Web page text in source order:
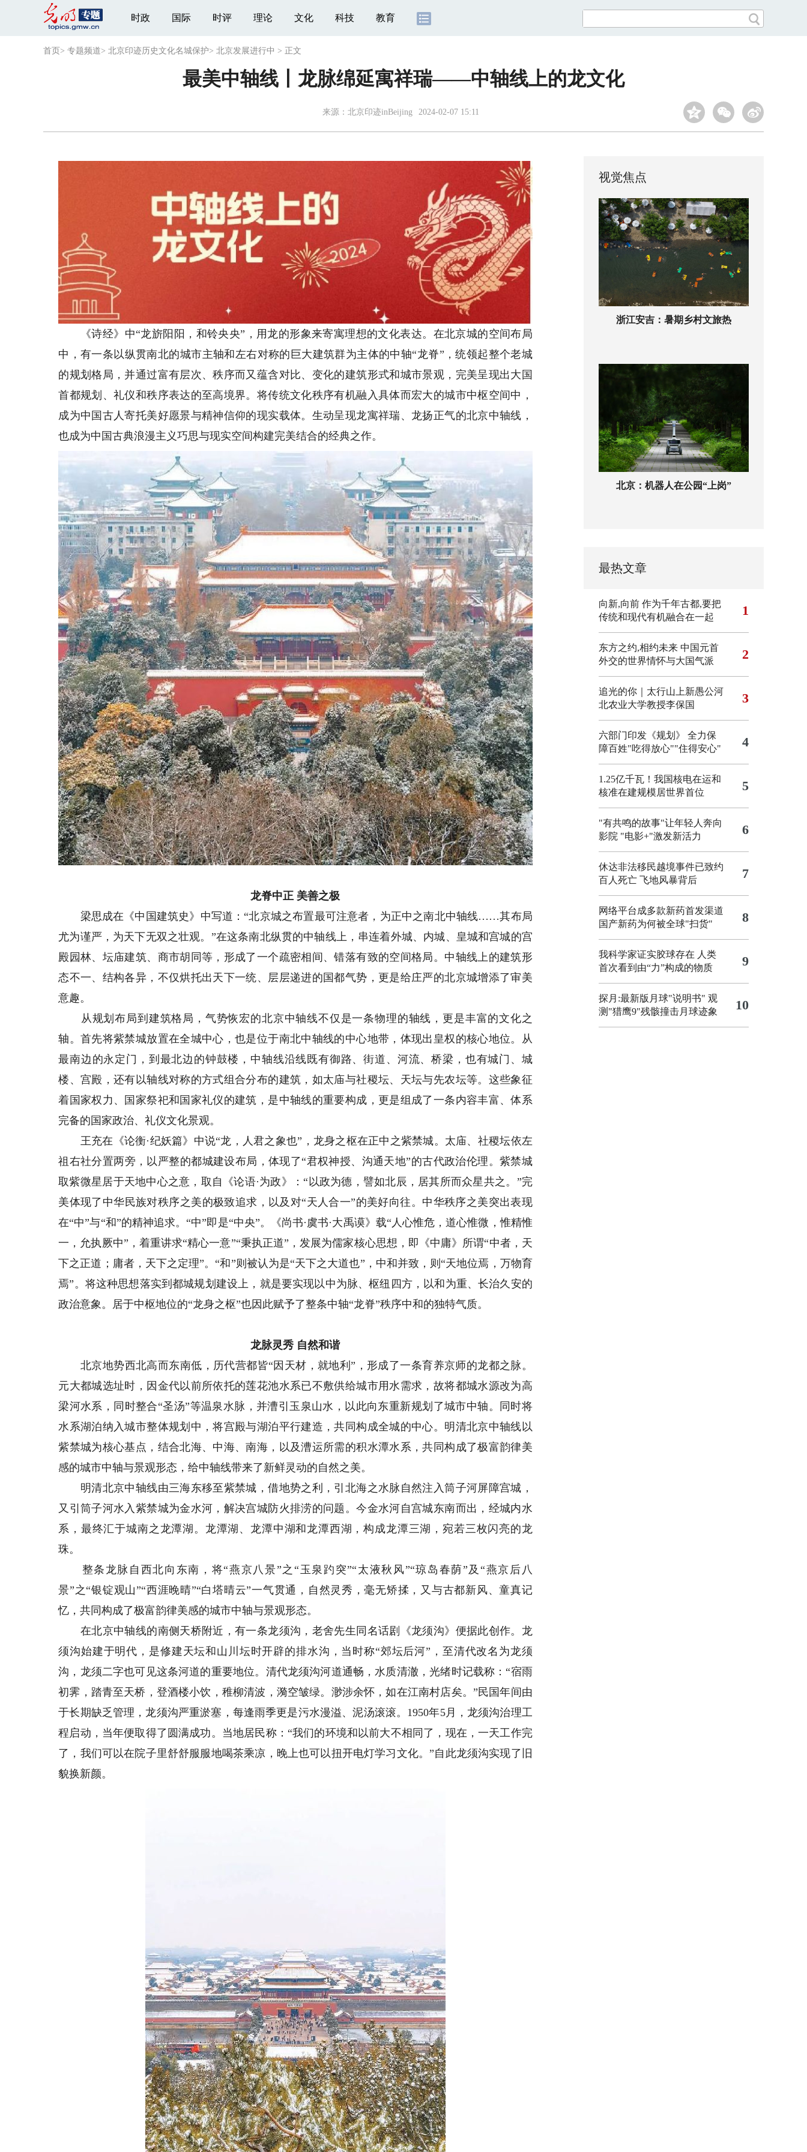
时政 国际 时评 理论 文化 科技 教育
首页 > 专题频道> 北京印迹历史文化名城保护> 北京发展进行中 > 正文
最美中轴线丨龙脉绵延寓祥瑞——中轴线上的龙文化
来源：北京印迹inBeijing 2024-02-07 15:11
《诗经》中“龙旂阳阳，和铃央央”，用龙的形象来寄寓理想的文化表达。在北京城的空间布局
中，有一条以纵贯南北的城市主轴和左右对称的巨大建筑群为主体的中轴“龙脊”，统领起整个老城
的规划格局，并通过富有层次、秩序而又蕴含对比、变化的建筑形式和城市景观，完美呈现出大国
首都规划、礼仪和秩序表达的至高境界。将传统文化秩序有机融入具体而宏大的城市中枢空间中，
成为中国古人寄托美好愿景与精神信仰的现实载体。生动呈现龙寓祥瑞、龙扬正气的北京中轴线，
也成为中国古典浪漫主义巧思与现实空间构建完美结合的经典之作。
龙脊中正 美善之极
梁思成在《中国建筑史》中写道：“北京城之布置最可注意者，为正中之南北中轴线……其布局
尤为谨严，为天下无双之壮观。”在这条南北纵贯的中轴线上，串连着外城、内城、皇城和宫城的宫
殿园林、坛庙建筑、商市胡同等，形成了一个疏密相间、错落有致的空间格局。中轴线上的建筑形
态不一、结构各异，不仅烘托出天下一统、层层递进的国都气势，更是给庄严的北京城增添了审美
意趣。
从规划布局到建筑格局，气势恢宏的北京中轴线不仅是一条物理的轴线，更是丰富的文化之
轴。首先将紫禁城放置在全城中心，也是位于南北中轴线的中心地带，体现出皇权的核心地位。从
最南边的永定门，到最北边的钟鼓楼，中轴线沿线既有御路、街道、河流、桥梁，也有城门、城
楼、宫殿，还有以轴线对称的方式组合分布的建筑，如太庙与社稷坛、天坛与先农坛等。这些象征
着国家权力、国家祭祀和国家礼仪的建筑，是中轴线的重要构成，更是组成了一条内容丰富、体系
完备的国家政治、礼仪文化景观。
王充在《论衡·纪妖篇》中说“龙，人君之象也”，龙身之枢在正中之紫禁城。太庙、社稷坛依左
祖右社分置两旁，以严整的都城建设布局，体现了“君权神授、沟通天地”的古代政治伦理。紫禁城
取紫微星居于天地中心之意，取自《论语·为政》：“以政为德，譬如北辰，居其所而众星共之。”完
美体现了中华民族对秩序之美的极致追求，以及对“天人合一”的美好向往。中华秩序之美突出表现
在“中”与“和”的精神追求。“中”即是“中央”。《尚书·虞书·大禹谟》载“人心惟危，道心惟微，惟精惟
一，允执厥中”，着重讲求“精心一意”“秉执正道”，发展为儒家核心思想，即《中庸》所谓“中者，天
下之正道；庸者，天下之定理”。“和”则被认为是“天下之大道也”，中和并致，则“天地位焉，万物育
焉”。将这种思想落实到都城规划建设上，就是要实现以中为脉、枢纽四方，以和为重、长治久安的
政治意象。居于中枢地位的“龙身之枢”也因此赋予了整条中轴“龙脊”秩序中和的独特气质。
龙脉灵秀 自然和谐
北京地势西北高而东南低，历代营都皆“因天材，就地利”，形成了一条育养京师的龙都之脉。
元大都城选址时，因金代以前所依托的莲花池水系已不敷供给城市用水需求，故将都城水源改为高
梁河水系，同时整合“圣汤”等温泉水脉，并漕引玉泉山水，以此向东重新规划了城市中轴。同时将
水系湖泊纳入城市整体规划中，将宫殿与湖泊平行建造，共同构成全城的中心。明清北京中轴线以
紫禁城为核心基点，结合北海、中海、南海，以及漕运所需的积水潭水系，共同构成了极富韵律美
感的城市中轴与景观形态，给中轴线带来了新鲜灵动的自然之美。
明清北京中轴线由三海东移至紫禁城，借地势之利，引北海之水脉自然注入筒子河屏障宫城，
又引筒子河水入紫禁城为金水河，解决宫城防火排涝的问题。今金水河自宫城东南而出，经城内水
系，最终汇于城南之龙潭湖。龙潭湖、龙潭中湖和龙潭西湖，构成龙潭三湖，宛若三枚闪亮的龙
珠。
整条龙脉自西北向东南，将“燕京八景”之“玉泉趵突”“太液秋风”“琼岛春荫”及“燕京后八
景”之“银锭观山”“西涯晚晴”“白塔晴云”一气贯通，自然灵秀，毫无矫揉，又与古都新风、童真记
忆，共同构成了极富韵律美感的城市中轴与景观形态。
在北京中轴线的南侧天桥附近，有一条龙须沟，老舍先生同名话剧《龙须沟》便据此创作。龙
须沟始建于明代，是修建天坛和山川坛时开辟的排水沟，当时称“郊坛后河”，至清代改名为龙须
沟，龙须二字也可见这条河道的重要地位。清代龙须沟河道通畅，水质清澈，光绪时记载称：“宿雨
初霁，踏青至天桥，登酒楼小饮，稚柳清波，漪空皱绿。渺涉余怀，如在江南村店矣。”民国年间由
于长期缺乏管理，龙须沟严重淤塞，每逢雨季更是污水漫溢、泥汤滚滚。1950年5月，龙须沟治理工
程启动，当年便取得了圆满成功。当地居民称：“我们的环境和以前大不相同了，现在，一天工作完
了，我们可以在院子里舒舒服服地喝茶乘凉，晚上也可以扭开电灯学习文化。”自此龙须沟实现了旧
貌换新颜。
视觉焦点
浙江安吉：暑期乡村文旅热
北京：机器人在公园“上岗”
最热文章
向新,向前 作为千年古都,要把
传统和现代有机融合在一起
1
东方之约,相约未来 中国元首
外交的世界情怀与大国气派
2
追光的你｜太行山上新愚公河
北农业大学教授李保国
3
六部门印发《规划》 全力保
障百姓"吃得放心""住得安心"
4
1.25亿千瓦！我国核电在运和
核准在建规模居世界首位
5
"有共鸣的故事"让年轻人奔向
影院 "电影+"激发新活力 6
休达非法移民越境事件已致约
百人死亡 飞地风暴背后 7
网络平台成多款新药首发渠道
国产新药为何被全球"扫货"
8
我科学家证实胶球存在 人类
首次看到由“力”构成的物质
9
探月:最新版月球"说明书" 观
测"猎鹰9"残骸撞击月球迹象
10